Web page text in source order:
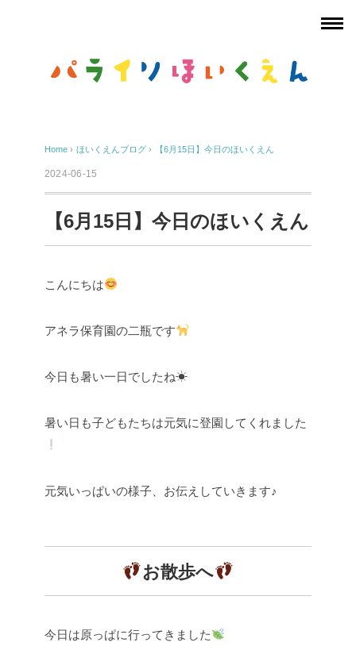
Home › ほいくえんブログ › 【6月15日】今日のほいくえん
2024-06-15
【6月15日】今日のほいくえん
こんにちは
アネラ保育園の二瓶です
今日も暑い一日でしたね☀
暑い日も子どもたちは元気に登園してくれました
元気いっぱいの様子、お伝えしていきます♪
お散歩へ
今日は原っぱに行ってきました